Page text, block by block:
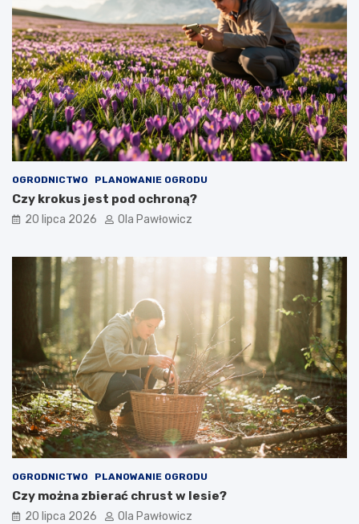
OGRODNICTWO PLANOWANIE OGRODU
Czy krokus jest pod ochroną?
20 lipca 2026 Ola Pawłowicz
OGRODNICTWO PLANOWANIE OGRODU
Czy można zbierać chrust w lesie?
20 lipca 2026 Ola Pawłowicz